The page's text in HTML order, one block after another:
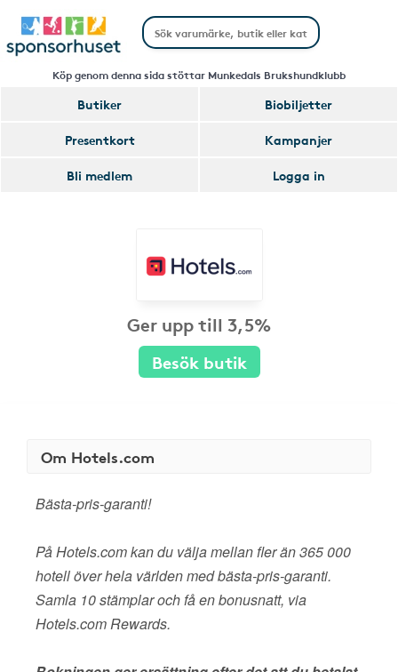
Köp genom denna sida stöttar Munkedals Brukshundklubb
Butiker
Biobiljetter
Presentkort
Kampanjer
Bli medlem
Logga in
Ger upp till 3,5%
Besök butik
Om Hotels.com
Bästa-pris-garanti!
På Hotels.com kan du välja mellan fler än 365 000
hotell över hela världen med bästa-pris-garanti.
Samla 10 stämplar och få en bonusnatt, via
Hotels.com Rewards.